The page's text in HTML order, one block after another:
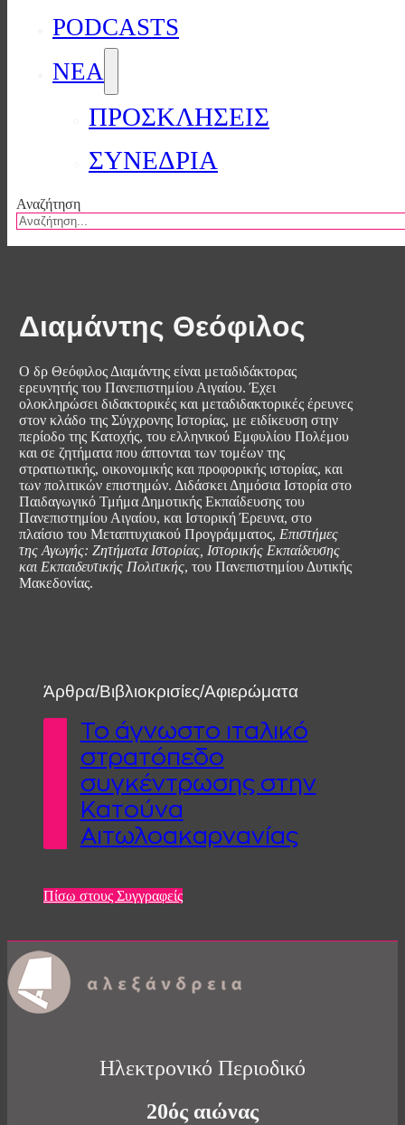
PODCASTS
ΝΕΑ
ΠΡΟΣΚΛΗΣΕΙΣ
ΣΥΝΕΔΡΙΑ
Αναζήτηση
Διαμάντης Θεόφιλος
Ο δρ Θεόφιλος Διαμάντης είναι μεταδιδάκτορας
ερευνητής του Πανεπιστημίου Αιγαίου. Έχει
ολοκληρώσει διδακτορικές και μεταδιδακτορικές έρευνες
στον κλάδο της Σύγχρονης Ιστορίας, με ειδίκευση στην
περίοδο της Κατοχής, του ελληνικού Εμφυλίου Πολέμου
και σε ζητήματα που άπτονται των τομέων της
στρατιωτικής, οικονομικής και προφορικής ιστορίας, και
των πολιτικών επιστημών. Διδάσκει Δημόσια Ιστορία στο
Παιδαγωγικό Τμήμα Δημοτικής Εκπαίδευσης του
Πανεπιστημίου Αιγαίου, και Ιστορική Έρευνα, στο
πλαίσιο του Μεταπτυχιακού Προγράμματος, Επιστήμες
της Αγωγής: Ζητήματα Ιστορίας, Ιστορικής Εκπαίδευσης
και Εκπαιδευτικής Πολιτικής, του Πανεπιστημίου Δυτικής
Μακεδονίας.
Άρθρα/Βιβλιοκρισίες/Αφιερώματα
To άγνωστο ιταλικό
στρατόπεδο
συγκέντρωσης στην
Κατούνα
Αιτωλοακαρνανίας
Πίσω στους Συγγραφείς
Ηλεκτρονικό Περιοδικό
20ός αιώνας